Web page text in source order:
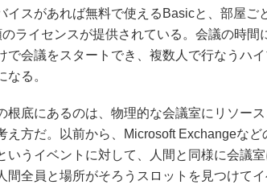
イスがあれば無料で使えるBasicと、部屋ご
のライセンスが提供されている。会議の時間
で会議をスタートでき、複数人で行なうハ
なる。
底にあるのは、物理的な会議室にリソー
え方だ。以前から、Microsoft Exchangeなど
いうイベントに対して、人間と同様に会議
間全員と場所がそろうスロットを見つけて